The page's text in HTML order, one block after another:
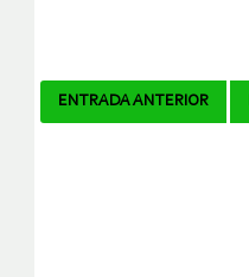
Navegador
ENTRADA ANTERIOR